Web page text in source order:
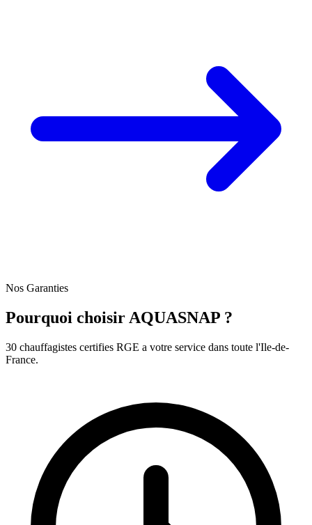
Nos Garanties
Pourquoi choisir AQUASNAP ?
30 chauffagistes certifies RGE a votre service dans toute l'Ile-de-
France.